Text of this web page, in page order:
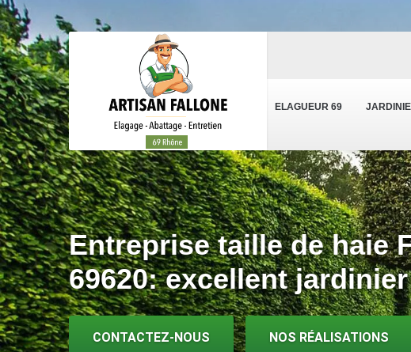
ELAGUEUR 69
Entreprise taille de haie
69620: excellent jardinier
CONTACTEZ-NOUS NOS RÉALISATIONS